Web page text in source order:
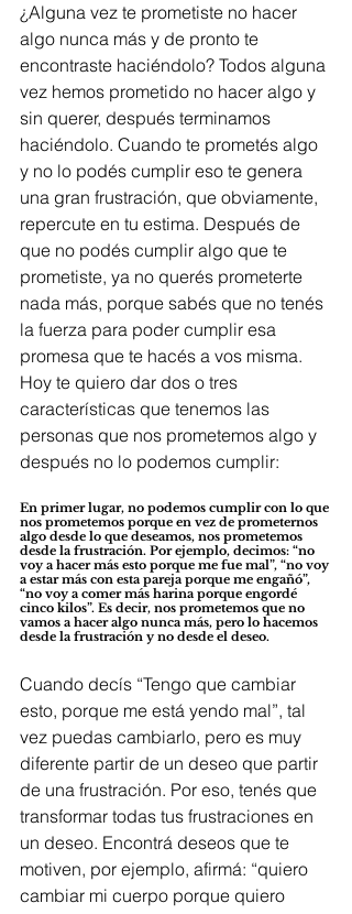
¿Alguna vez te prometiste no hacer
algo nunca más y de pronto te
encontraste haciéndolo? Todos alguna
vez hemos prometido no hacer algo y
sin querer, después terminamos
haciéndolo. Cuando te prometés algo
y no lo podés cumplir eso te genera
una gran frustración, que obviamente,
repercute en tu estima. Después de
que no podés cumplir algo que te
prometiste, ya no querés prometerte
nada más, porque sabés que no tenés
la fuerza para poder cumplir esa
promesa que te hacés a vos misma.
Hoy te quiero dar dos o tres
características que tenemos las
personas que nos prometemos algo y
después no lo podemos cumplir:
En primer lugar, no podemos cumplir con lo que
nos prometemos porque en vez de prometernos
algo desde lo que deseamos, nos prometemos
desde la frustración. Por ejemplo, decimos: “no
voy a hacer más esto porque me fue mal”, “no voy
a estar más con esta pareja porque me engañó”,
“no voy a comer más harina porque engordé
cinco kilos”. Es decir, nos prometemos que no
vamos a hacer algo nunca más, pero lo hacemos
desde la frustración y no desde el deseo.
Cuando decís “Tengo que cambiar
esto, porque me está yendo mal”, tal
vez puedas cambiarlo, pero es muy
diferente partir de un deseo que partir
de una frustración. Por eso, tenés que
transformar todas tus frustraciones en
un deseo. Encontrá deseos que te
motiven, por ejemplo, afirmá: “quiero
cambiar mi cuerpo porque quiero